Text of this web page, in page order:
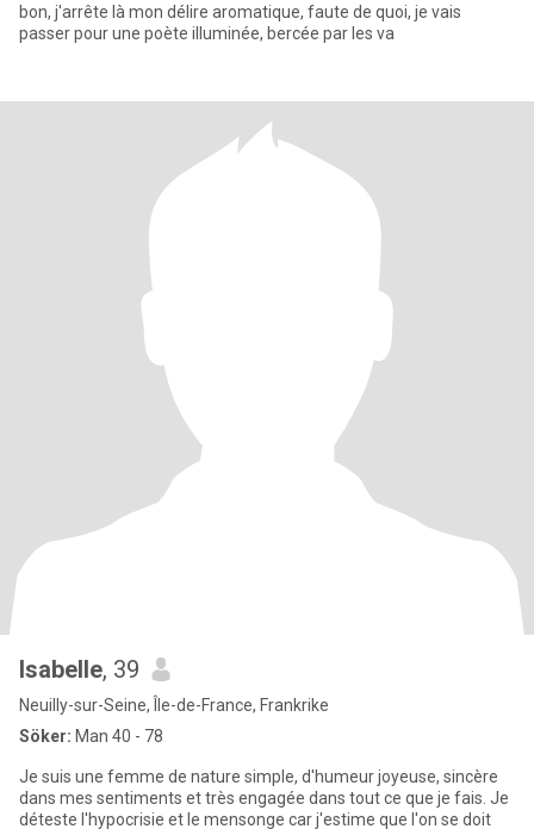
bon, j'arrête là mon délire aromatique, faute de quoi, je vais
passer pour une poète illuminée, bercée par les va
Isabelle, 39
Neuilly-sur-Seine, Île-de-France, Frankrike
Söker: Man 40 - 78
Je suis une femme de nature simple, d'humeur joyeuse, sincère
dans mes sentiments et très engagée dans tout ce que je fais. Je
déteste l'hypocrisie et le mensonge car j'estime que l'on se doit